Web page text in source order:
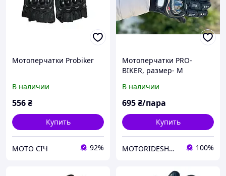
Мотоперчатки Probiker
В наличии
556₴
Купить
МОТО СІЧ 92%
Мотоперчатки PRO-
BIKER, размер- M
В наличии
695₴/пара
Купить
MOTORIDESHOPUA 100%